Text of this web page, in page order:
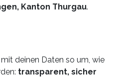
Kanton Thurgau.
deinen Daten so um, wie
transparent, sicher